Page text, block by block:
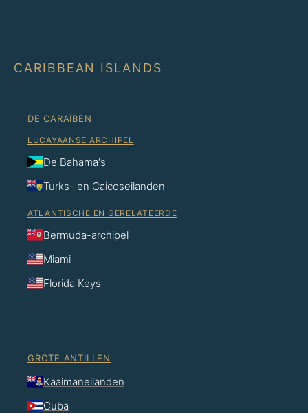
CARIBBEAN ISLANDS
DE CARAÏBEN
LUCAYAANSE ARCHIPEL
De Bahama's
Turks- en Caicoseilanden
ATLANTISCHE EN GERELATEERDE
Bermuda-archipel
Miami
Florida Keys
GROTE ANTILLEN
Kaaimaneilanden
Cuba